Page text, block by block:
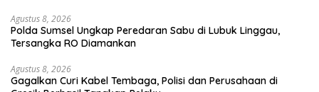
Agustus 8, 2026
Polda Sumsel Ungkap Peredaran Sabu di Lubuk Linggau,
Tersangka RO Diamankan
Agustus 8, 2026
Gagalkan Curi Kabel Tembaga, Polisi dan Perusahaan di